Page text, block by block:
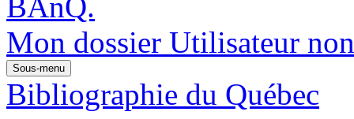
Mon dossier Utilisateur
Sous-menu
Bibliographie du Québec